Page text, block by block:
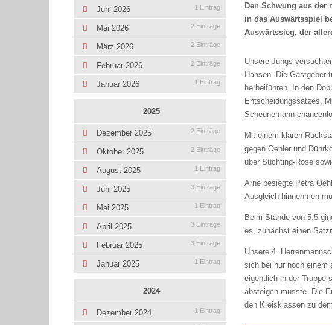
Den Schwung aus der
in das Auswärtsspiel
Auswärtssieg, der
Unsere Jungs
Hansen. Die Gastgeber
herbeiführen. In den
Entscheidungssatzes.
Scheunemann
Mit einem klaren
gegen Oehler und
über Süchting-Rose
Arne besiegte Petra
Ausgleich hinnehmen
Beim Stande von 5:5
es, zunächst einen
Unsere 4.
sich bei nur noch einem
eigentlich in der Truppe
absteigen müsste. Die
den Kreisklassen zu
Juni 2026 1 Eintrag
Mai 2026 2 Einträge
März 2026 2 Einträge
Februar 2026 2 Einträge
Januar 2026 1 Eintrag
2025
Dezember 2025 2 Einträge
Oktober 2025 2 Einträge
August 2025 1 Eintrag
Juni 2025 3 Einträge
Mai 2025 1 Eintrag
April 2025 3 Einträge
Februar 2025 3 Einträge
Januar 2025 1 Eintrag
2024
Dezember 2024 1 Eintrag